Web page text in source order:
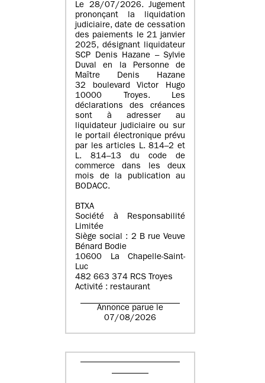
Le 28/07/2026. Jugement
prononçant la liquidation
judiciaire, date de cessation
des paiements le 21 janvier
2025, désignant liquidateur
SCP Denis Hazane – Sylvie
Duval en la Personne de
Maître Denis Hazane
32 boulevard Victor Hugo
10000 Troyes. Les
déclarations des créances
sont à adresser au
liquidateur judiciaire ou sur
le portail électronique prévu
par les articles L. 814–2 et
L. 814–13 du code de
commerce dans les deux
mois de la publication au
BODACC.
BTXA
Société à Responsabilité
Limitée
Siège social : 2 B rue Veuve
Bénard Bodie
10600 La Chapelle-Saint-
Luc
482 663 374 RCS Troyes
Activité : restaurant
Annonce parue le
07/08/2026